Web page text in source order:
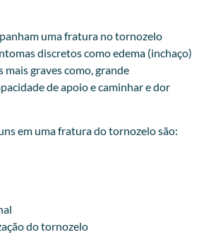
uma fratura no tornozelo
discretos como edema (inchaço)
graves como, grande
de apoio e caminhar e dor
em uma fratura do tornozelo são:
do tornozelo